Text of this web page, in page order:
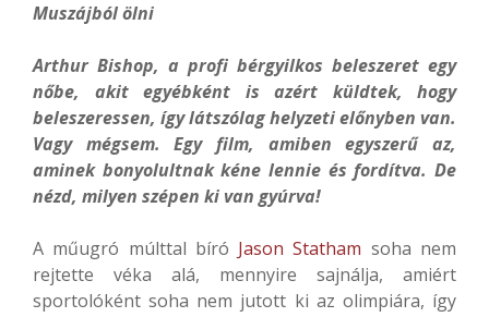
Muszájból ölni
Arthur Bishop, a profi bérgyilkos beleszeret egy
nőbe, akit egyébként is azért küldtek, hogy
beleszeressen, így látszólag helyzeti előnyben van.
Vagy mégsem. Egy film, amiben egyszerű az,
aminek bonyolultnak kéne lennie és fordítva. De
nézd, milyen szépen ki van gyúrva!
A műugró múlttal bíró Jason Statham soha nem
rejtette véka alá, mennyire sajnálja, amiért
sportolóként soha nem jutott ki az olimpiára, így